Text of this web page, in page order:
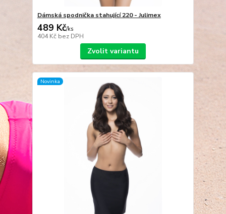
Dámská spodnička stahující 220 - Julimex
489 Kč/ks
404 Kč bez DPH
Zvolit variantu
Novinka